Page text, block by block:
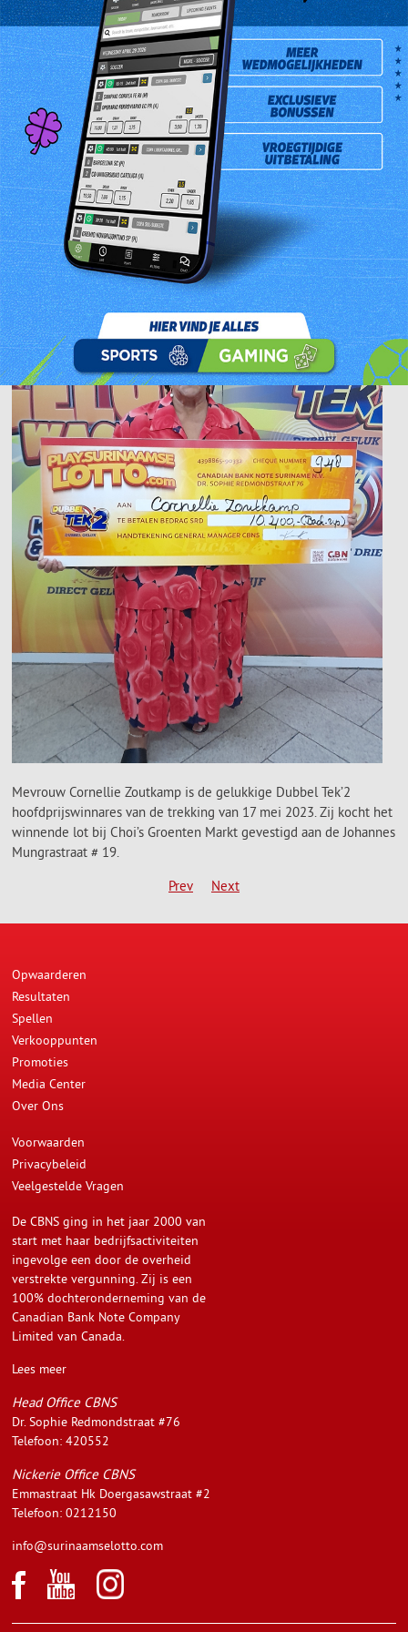
Mevrouw Oeshakoemari Jokhan is de gelukkige Dubbel Tek’2
hoofdprijswinnares van de trekking van 12 Juni 2023. Zij kocht het
winnende lot bij Paramaribo Lottery Office gevestigd aan de
Dr.Sophie Redmondstraat # 76.
Mevrouw Cornellie Zoutkamp is de gelukkige Dubbel Tek’2
hoofdprijswinnares van de trekking van 17 mei 2023. Zij kocht het
winnende lot bij Choi’s Groenten Markt gevestigd aan de Johannes
Mungrastraat # 19.
Prev
Next
Opwaarderen
Resultaten
Spellen
Verkooppunten
Promoties
Media Center
Over Ons
Voorwaarden
Privacybeleid
Veelgestelde Vragen
De CBNS ging in het jaar 2000 van
start met haar bedrijfsactiviteiten
ingevolge een door de overheid
verstrekte vergunning. Zij is een
100% dochteronderneming van de
Canadian Bank Note Company
Limited van Canada.
Lees meer
Head Office CBNS
Dr. Sophie Redmondstraat #76
Telefoon: 420552
Nickerie Office CBNS
Emmastraat Hk Doergasawstraat #2
Telefoon: 0212150
info@surinaamselotto.com